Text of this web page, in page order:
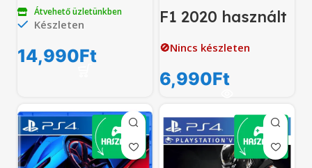
Átvehető üzletünkben
Készleten
14,990Ft
F1 2020 használt
🚫Nincs készleten
6,990Ft